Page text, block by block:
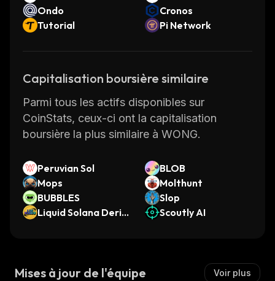
Ondo
Cronos
Tutorial
Pi Network
Capitalisation boursière similaire
Parmi tous les actifs disponibles sur
CoinStats, ceux-ci ont la capitalisation
boursière la plus similaire à WONG.
Peruvian Sol
BLOB
Mops
Molthunt
BUBBLES
Slop
Liquid Solana Deriv
Scoutly AI
Mises à jour de l'équipe Voir plus